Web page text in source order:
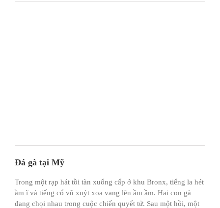
Đá gà tại Mỹ
Trong một rạp hát tồi tàn xuống cấp ở khu Bronx, tiếng la hét
ầm ĩ và tiếng cổ vũ xuýt xoa vang lên ầm ầm. Hai con gà
đang chọi nhau trong cuộc chiến quyết tử. Sau một hồi, một